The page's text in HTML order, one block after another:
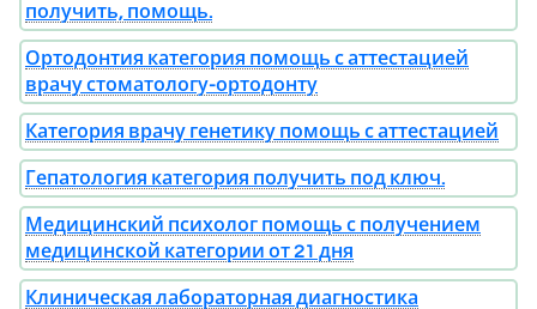
получить, помощь.
Ортодонтия категория помощь с аттестацией
врачу стоматологу-ортодонту
Категория врачу генетику помощь с аттестацией
Гепатология категория получить под ключ.
Медицинский психолог помощь с получением
медицинской категории от 21 дня
Клиническая лабораторная диагностика